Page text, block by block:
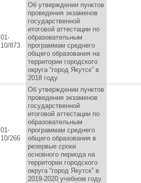
01-
10/873
Об утверждении пунктов
проведения экзаменов
государственной
итоговой аттестации по
образовательным
программам среднего
общего образования на
территории городского
округа “город Якутск” в
2018 году.
01-
10/266
Об утверждении пунктов
проведения экзаменов
государственной
итоговой аттестации по
образовательным
программам среднего
общего образования в
резервые сроки
основного периода на
территории городского
округа “город Якутск” в
2019-2020 учебном году